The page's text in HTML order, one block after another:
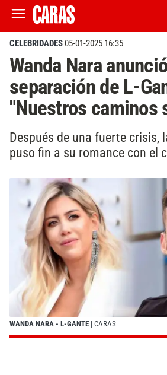
CELEBRIDADES05-01-2025 16:35
Wanda Nara
separación de L-
"Nuestros caminos
Después de una fuerte crisis,
puso fin a su romance con el
WANDA NARA - L-GANTE | CARAS